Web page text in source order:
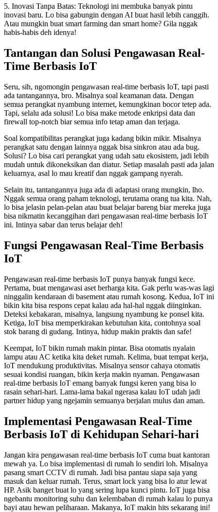
5. Inovasi Tanpa Batas: Teknologi ini membuka banyak pintu
inovasi baru. Lo bisa gabungin dengan AI buat hasil lebih canggih.
Atau mungkin buat smart farming dan smart home? Gila nggak
habis-habis deh idenya!
Tantangan dan Solusi Pengawasan Real-
Time Berbasis IoT
Seru, sih, ngomongin pengawasan real-time berbasis IoT, tapi pasti
ada tantangannya, bro. Misalnya soal keamanan data. Dengan
semua perangkat nyambung internet, kemungkinan bocor tetep ada.
Tapi, selalu ada solusi! Lo bisa make metode enkripsi data dan
firewall top-notch biar semua info tetap aman dan terjaga.
Soal kompatibilitas perangkat juga kadang bikin mikir. Misalnya
perangkat satu dengan lainnya nggak bisa sinkron atau ada bug.
Solusi? Lo bisa cari perangkat yang udah satu ekosistem, jadi lebih
mudah untuk dikoneksikan dan diatur. Setiap masalah pasti ada jalan
keluarnya, asal lo mau kreatif dan nggak gampang nyerah.
Selain itu, tantangannya juga ada di adaptasi orang mungkin, lho.
Nggak semua orang paham teknologi, terutama orang tua kita. Nah,
lo bisa jelasin pelan-pelan atau buat belajar bareng biar mereka juga
bisa nikmatin kecanggihan dari pengawasan real-time berbasis IoT
ini. Intinya sabar dan terus belajar deh!
Fungsi Pengawasan Real-Time Berbasis
IoT
Pengawasan real-time berbasis IoT punya banyak fungsi kece.
Pertama, buat mengawasi aset berharga kita. Gak perlu was-was lagi
ninggalin kendaraan di basement atau rumah kosong. Kedua, IoT ini
bikin kita bisa respons cepat kalau ada hal-hal nggak diinginkan.
Deteksi kebakaran, misalnya, langsung nyambung ke ponsel kita.
Ketiga, IoT bisa memperkirakan kebutuhan kita, contohnya soal
stok barang di gudang. Intinya, hidup makin praktis dan safe!
Keempat, IoT bikin rumah makin pintar. Bisa otomatis nyalain
lampu atau AC ketika kita deket rumah. Kelima, buat tempat kerja,
IoT mendukung produktivitas. Misalnya sensor cahaya otomatis
sesuai kondisi ruangan, bikin kerja makin nyaman. Pengawasan
real-time berbasis IoT emang banyak fungsi keren yang bisa lo
rasain sehari-hari. Lama-lama bakal ngerasa kalau IoT udah jadi
partner hidup yang ngejamin semuanya berjalan mulus dan aman.
Implementasi Pengawasan Real-Time
Berbasis IoT di Kehidupan Sehari-hari
Jangan kira pengawasan real-time berbasis IoT cuma buat kantoran
mewah ya. Lo bisa implementasi di rumah lo sendiri loh. Misalnya
pasang smart CCTV di rumah. Jadi bisa pantau siapa saja yang
masuk dan keluar rumah. Terus, smart lock yang bisa lo atur lewat
HP. Asik banget buat lo yang sering lupa kunci pintu. IoT juga bisa
ngebantu monitoring suhu dan kelembaban di rumah kalau lo punya
bayi atau hewan peliharaan. Makanya, IoT makin hits sekarang ini!